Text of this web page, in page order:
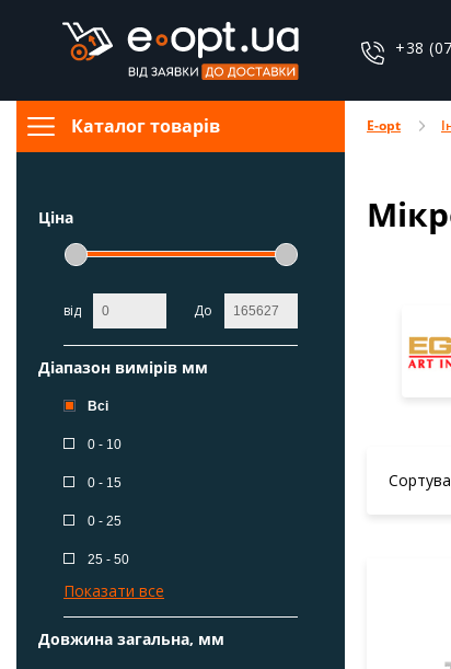
+38
Каталог товарів
Ціна
від До
Діапазон вимірів мм
Всі
0 - 10
0 - 15
0 - 25
25 - 50
Показати все
Довжина загальна, мм
E-opt